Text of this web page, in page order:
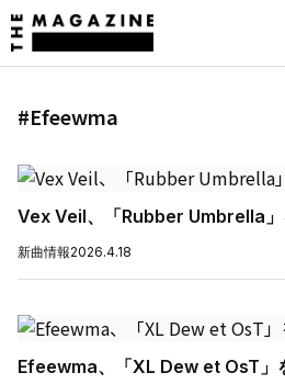
#Efeewma
Vex Veil、「Rubber Umbrella」
新曲情報2026.4.18
Efeewma、「XL Dew et OsT」